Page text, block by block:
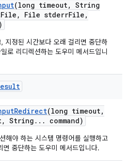
(long timeout, String
File , File stderrFile ,
지정된 시간보다 오래 걸리면 중단하
로 리디렉션하는 도우미 메서드입니
Redirect(long timeout,
, String . . . command)
해야 하는 시스템 명령어를 실행하고
면 중단하는 도우미 메서드입니다.